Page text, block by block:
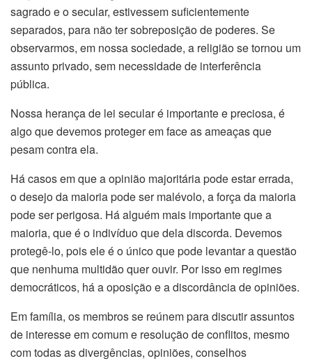
sagrado e o secular, estivessem suficientemente
separados, para não ter sobreposição de poderes. Se
observarmos, em nossa sociedade, a religião se tornou um
assunto privado, sem necessidade de interferência
pública.
Nossa herança de lei secular é importante e preciosa, é
algo que devemos proteger em face as ameaças que
pesam contra ela.
Há casos em que a opinião majoritária pode estar errada,
o desejo da maioria pode ser malévolo, a força da maioria
pode ser perigosa. Há alguém mais importante que a
maioria, que é o indivíduo que dela discorda. Devemos
protegê-lo, pois ele é o único que pode levantar a questão
que nenhuma multidão quer ouvir. Por isso em regimes
democráticos, há a oposição e a discordância de opiniões.
Em família, os membros se reúnem para discutir assuntos
de interesse em comum e resolução de conflitos, mesmo
com todas as divergências, opiniões, conselhos